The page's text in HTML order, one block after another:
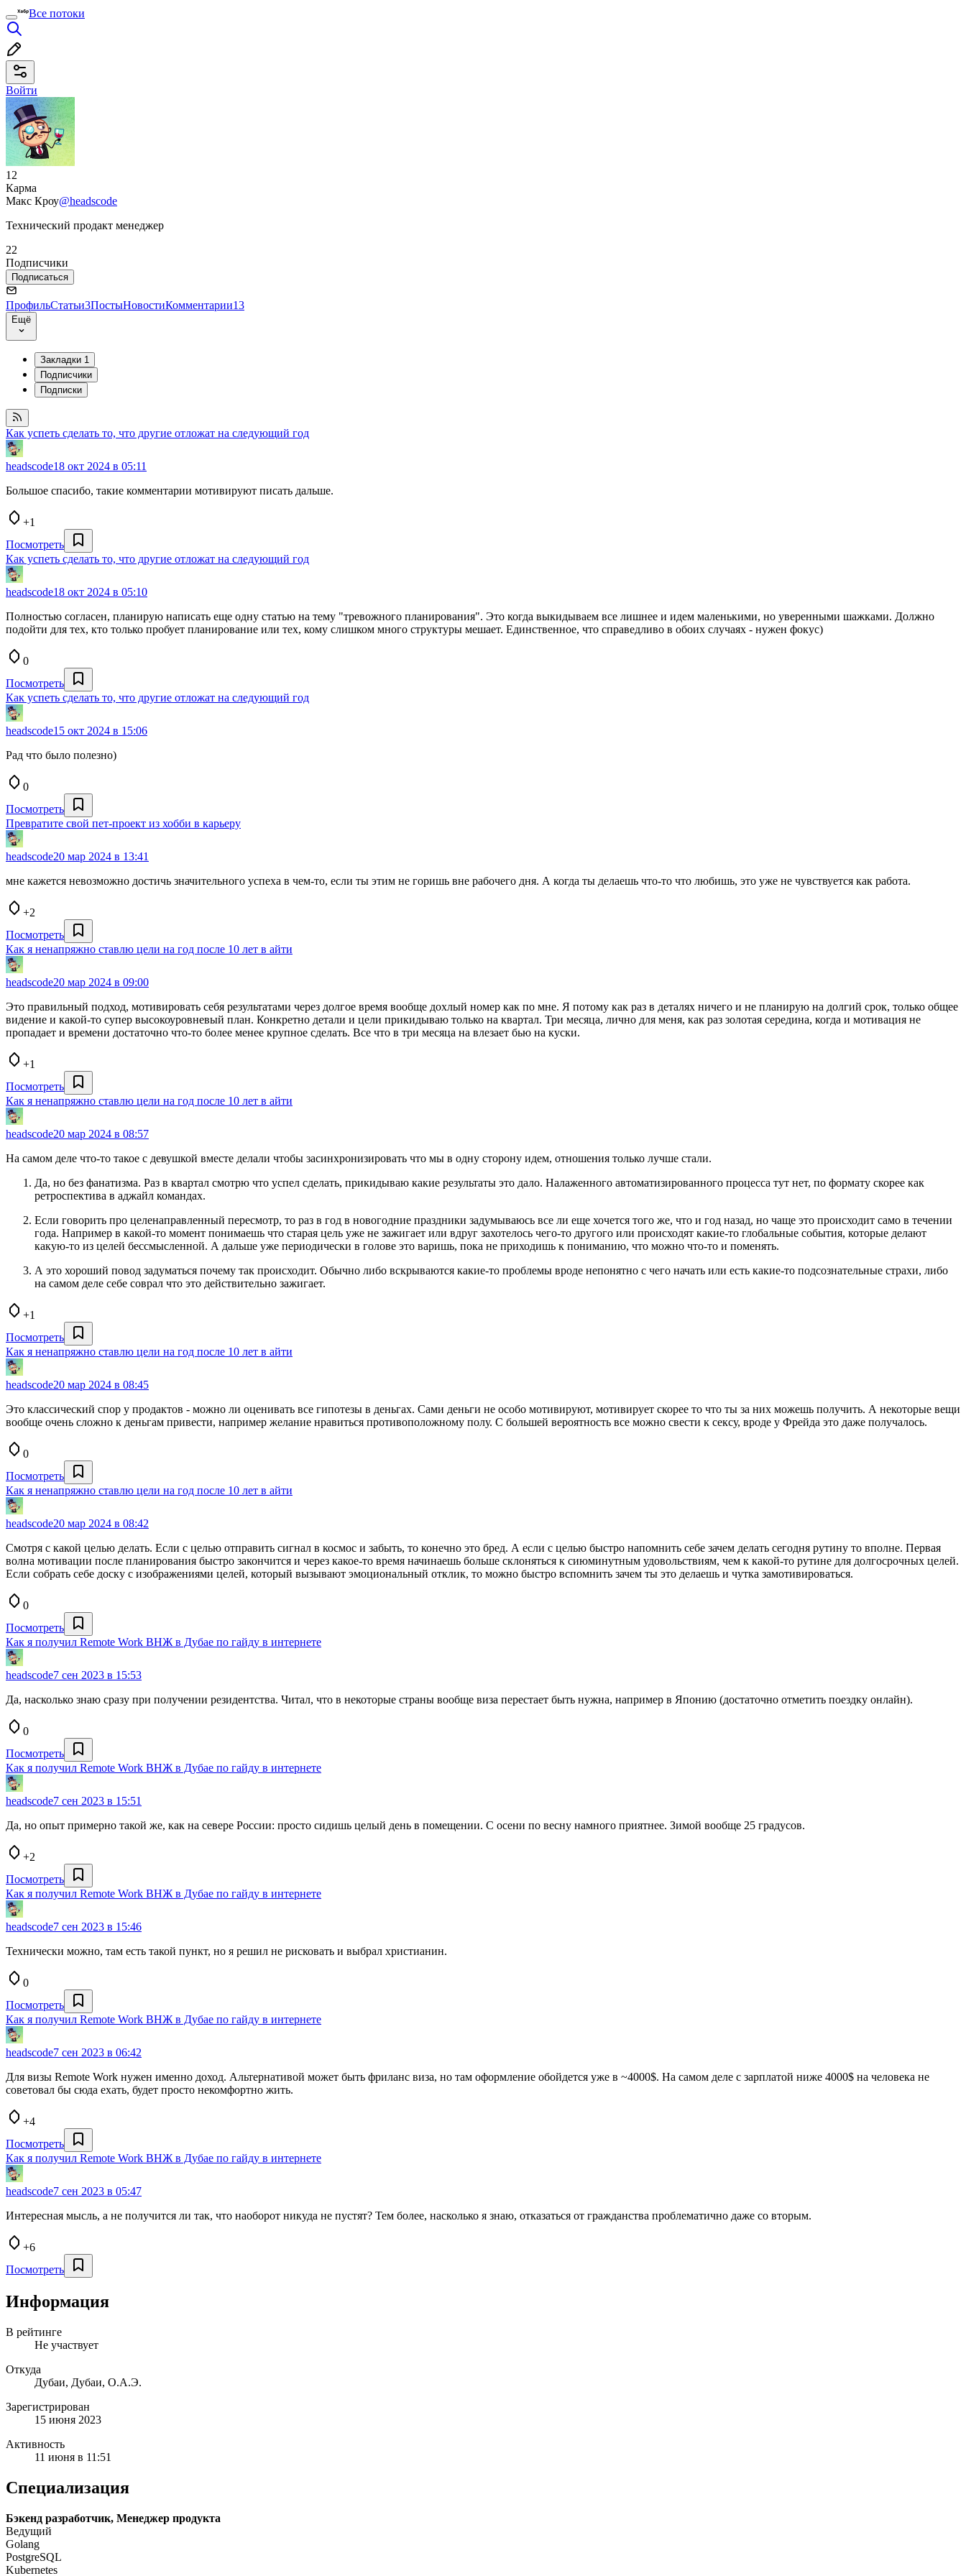
Все потоки
Войти
12
Карма
Макс Кроу@headscode
Технический продакт менеджер
22
Подписчики
Подписаться
ПрофильСтатьи3ПостыНовостиКомментарии13
Ещё
Закладки 1
Подписчики
Подписки
Как успеть сделать то, что другие отложат на следующий год
headscode18 окт 2024 в 05:11
Большое спасибо, такие комментарии мотивируют писать дальше.
+1
Посмотреть
Как успеть сделать то, что другие отложат на следующий год
headscode18 окт 2024 в 05:10
Полностью согласен, планирую написать еще одну статью на тему "тревожного планирования". Это когда выкидываем все лишнее и идем маленькими, но уверенными шажками. Должно
подойти для тех, кто только пробует планирование или тех, кому слишком много структуры мешает. Единственное, что справедливо в обоих случаях - нужен фокус)
0
Посмотреть
Как успеть сделать то, что другие отложат на следующий год
headscode15 окт 2024 в 15:06
Рад что было полезно)
0
Посмотреть
Превратите свой пет-проект из хобби в карьеру
headscode20 мар 2024 в 13:41
мне кажется невозможно достичь значительного успеха в чем-то, если ты этим не горишь вне рабочего дня. А когда ты делаешь что-то что любишь, это уже не чувствуется как работа.
+2
Посмотреть
Как я ненапряжно ставлю цели на год после 10 лет в айти
headscode20 мар 2024 в 09:00
Это правильный подход, мотивировать себя результатами через долгое время вообще дохлый номер как по мне. Я потому как раз в деталях ничего и не планирую на долгий срок, только общее
видение и какой-то супер высокоуровневый план. Конкретно детали и цели прикидываю только на квартал. Три месяца, лично для меня, как раз золотая середина, когда и мотивация не
пропадает и времени достаточно что-то более менее крупное сделать. Все что в три месяца на влезает бью на куски.
+1
Посмотреть
Как я ненапряжно ставлю цели на год после 10 лет в айти
headscode20 мар 2024 в 08:57
На самом деле что-то такое с девушкой вместе делали чтобы засинхронизировать что мы в одну сторону идем, отношения только лучше стали.
Да, но без фанатизма. Раз в квартал смотрю что успел сделать, прикидываю какие результаты это дало. Налаженного автоматизированного процесса тут нет, по формату скорее как
ретроспектива в аджайл командах.
Если говорить про целенаправленный пересмотр, то раз в год в новогодние праздники задумываюсь все ли еще хочется того же, что и год назад, но чаще это происходит само в течении
года. Например в какой-то момент понимаешь что старая цель уже не зажигает или вдруг захотелось чего-то другого или происходят какие-то глобальные события, которые делают
какую-то из целей бессмысленной. А дальше уже периодически в голове это варишь, пока не приходишь к пониманию, что можно что-то и поменять.
А это хороший повод задуматься почему так происходит. Обычно либо вскрываются какие-то проблемы вроде непонятно с чего начать или есть какие-то подсознательные страхи, либо
на самом деле себе соврал что это действительно зажигает.
+1
Посмотреть
Как я ненапряжно ставлю цели на год после 10 лет в айти
headscode20 мар 2024 в 08:45
Это классический спор у продактов - можно ли оценивать все гипотезы в деньгах. Сами деньги не особо мотивируют, мотивирует скорее то что ты за них можешь получить. А некоторые вещи
вообще очень сложно к деньгам привести, например желание нравиться противоположному полу. С большей вероятность все можно свести к сексу, вроде у Фрейда это даже получалось.
0
Посмотреть
Как я ненапряжно ставлю цели на год после 10 лет в айти
headscode20 мар 2024 в 08:42
Смотря с какой целью делать. Если с целью отправить сигнал в космос и забыть, то конечно это бред. А если с целью быстро напомнить себе зачем делать сегодня рутину то вполне. Первая
волна мотивации после планирования быстро закончится и через какое-то время начинаешь больше склоняться к сиюминутным удовольствиям, чем к какой-то рутине для долгосрочных целей.
Если собрать себе доску с изображениями целей, который вызывают эмоциональный отклик, то можно быстро вспомнить зачем ты это делаешь и чутка замотивироваться.
0
Посмотреть
Как я получил Remote Work ВНЖ в Дубае по гайду в интернете
headscode7 сен 2023 в 15:53
Да, насколько знаю сразу при получении резидентства. Читал, что в некоторые страны вообще виза перестает быть нужна, например в Японию (достаточно отметить поездку онлайн).
0
Посмотреть
Как я получил Remote Work ВНЖ в Дубае по гайду в интернете
headscode7 сен 2023 в 15:51
Да, но опыт примерно такой же, как на севере России: просто сидишь целый день в помещении. C осени по весну намного приятнее. Зимой вообще 25 градусов.
+2
Посмотреть
Как я получил Remote Work ВНЖ в Дубае по гайду в интернете
headscode7 сен 2023 в 15:46
Технически можно, там есть такой пункт, но я решил не рисковать и выбрал христианин.
0
Посмотреть
Как я получил Remote Work ВНЖ в Дубае по гайду в интернете
headscode7 сен 2023 в 06:42
Для визы Remote Work нужен именно доход. Альтернативой может быть фриланс виза, но там оформление обойдется уже в ~4000$. На самом деле с зарплатой ниже 4000$ на человека не
советовал бы сюда ехать, будет просто некомфортно жить.
+4
Посмотреть
Как я получил Remote Work ВНЖ в Дубае по гайду в интернете
headscode7 сен 2023 в 05:47
Интересная мысль, а не получится ли так, что наоборот никуда не пустят? Тем более, насколько я знаю, отказаться от гражданства проблематично даже со вторым.
+6
Посмотреть
Информация
В рейтинге
Не участвует
Откуда
Дубаи, Дубаи, О.А.Э.
Зарегистрирован
15 июня 2023
Активность
11 июня в 11:51
Специализация
Бэкенд разработчик, Менеджер продукта
Ведущий
Golang
PostgreSQL
Kubernetes